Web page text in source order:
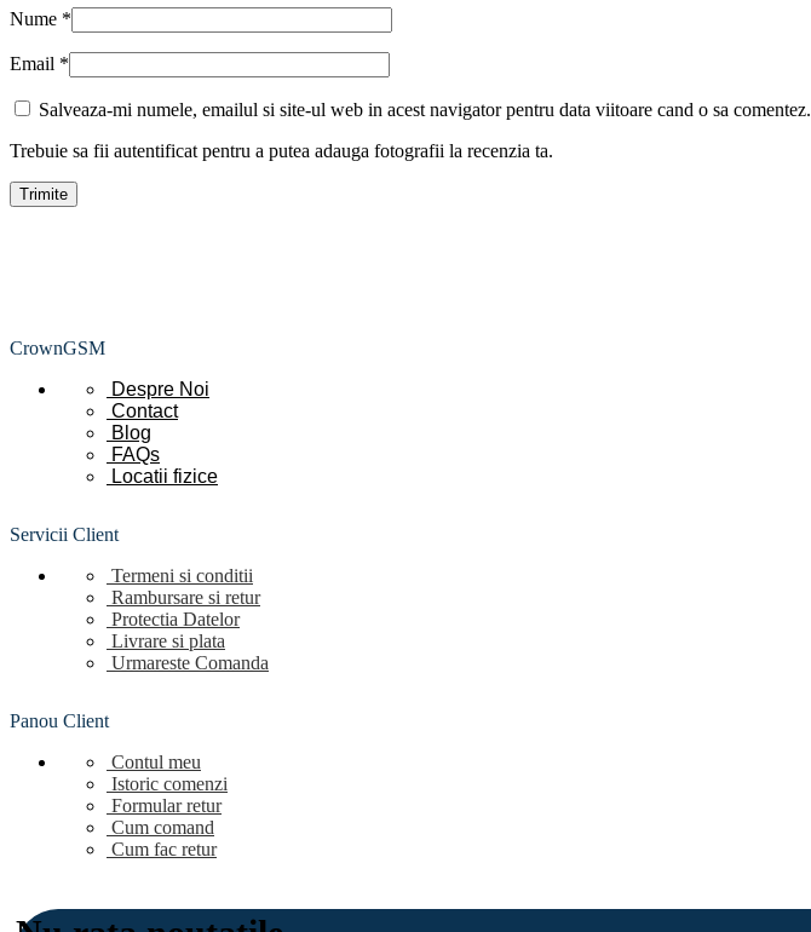
Nume *
Email *
Salveaza-mi numele, emailul si site-ul web in acest navigator pentru data viitoare cand o sa comentez.
Trebuie sa fii autentificat pentru a putea adauga fotografii la recenzia ta.
CrownGSM
Despre Noi
Contact
Blog
FAQs
Locatii fizice
Servicii Client
Termeni si conditii
Rambursare si retur
Protectia Datelor
Livrare si plata
Urmareste Comanda
Panou Client
Contul meu
Istoric comenzi
Formular retur
Cum comand
Cum fac retur